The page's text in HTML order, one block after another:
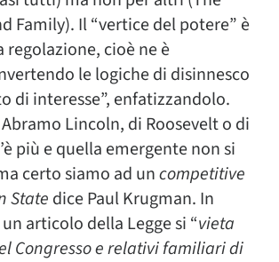
Family). Il “vertice del potere” è
regolazione, cioè ne è
le logiche di disinnesco
di interesse”, enfatizzandolo.
Abramo Lincoln, di Roosevelt o di
più e quella emergente non si
certo siamo ad uncompetitive
State dice Paul Krugman. In
articolo della Legge si “vieta
Congresso e relativi familiari di